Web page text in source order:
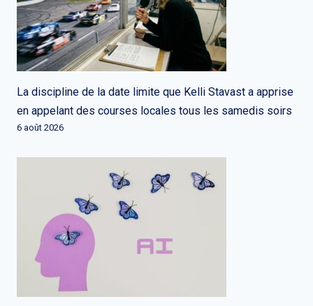
La discipline de la date limite que Kelli Stavast a apprise
en appelant des courses locales tous les samedis soirs
6 août 2026